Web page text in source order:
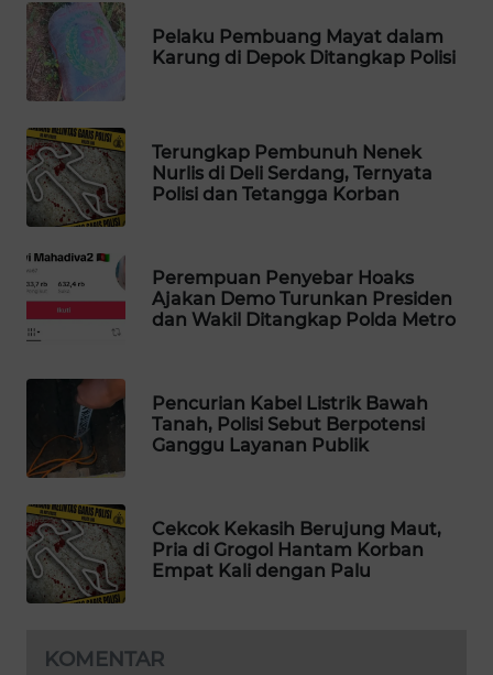
Pelaku Pembuang Mayat dalam
Karung di Depok Ditangkap Polisi
Terungkap Pembunuh Nenek
Nurlis di Deli Serdang, Ternyata
Polisi dan Tetangga Korban
Perempuan Penyebar Hoaks
Ajakan Demo Turunkan Presiden
dan Wakil Ditangkap Polda Metro
Pencurian Kabel Listrik Bawah
Tanah, Polisi Sebut Berpotensi
Ganggu Layanan Publik
Cekcok Kekasih Berujung Maut,
Pria di Grogol Hantam Korban
Empat Kali dengan Palu
KOMENTAR
MARTABAT
NET
PLN
MKLI
LPKKI
LKKI
PORTAL
KONSUMEN
ALPERKLINAS
FORJASIDA
TAMBANG